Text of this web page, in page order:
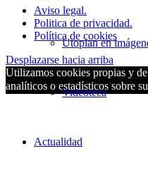
Utopian en
Videoteca
Actualidad
Aviso legal.
Politica de privacidad.
Política de cookies
Desplazarse hacia arriba
Utilizamos cookies propias y
analíticos o estadísticos sobre